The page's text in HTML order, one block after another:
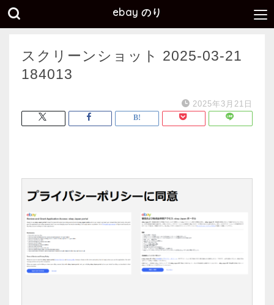
ebay のり
スクリーンショット 2025-03-21
184013
2025年3月21日